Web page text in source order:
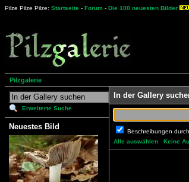
Pilze Pilze Pilze: Startseite - Forum - Die 100 neuesten Bilder
Pilzgalerie
Erweiterte Suche
Neuestes Bild
In der Gallery
Beschreibungen
Alle auswählen
Keine